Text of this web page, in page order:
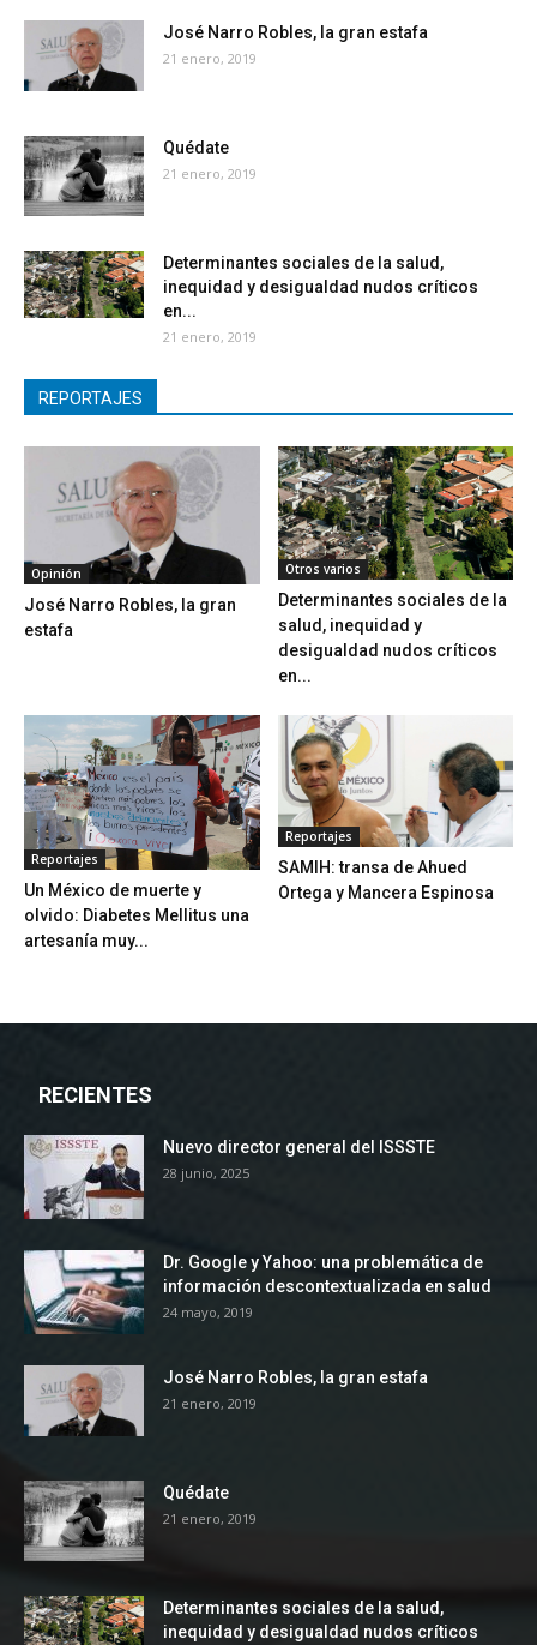
José Narro Robles, la gran estafa
21 enero, 2019
Quédate
21 enero, 2019
Determinantes sociales de la salud,
inequidad y desigualdad nudos críticos
en...
21 enero, 2019
REPORTAJES
Opinión
José Narro Robles, la gran
estafa
Otros varios
Determinantes sociales de la
salud, inequidad y
desigualdad nudos críticos
en...
Reportajes
Un México de muerte y
olvido: Diabetes Mellitus una
artesanía muy...
Reportajes
SAMIH: transa de Ahued
Ortega y Mancera Espinosa
RECIENTES
Nuevo director general del ISSSTE
28 junio, 2025
Dr. Google y Yahoo: una problemática de
información descontextualizada en salud
24 mayo, 2019
José Narro Robles, la gran estafa
21 enero, 2019
Quédate
21 enero, 2019
Determinantes sociales de la salud,
inequidad y desigualdad nudos críticos